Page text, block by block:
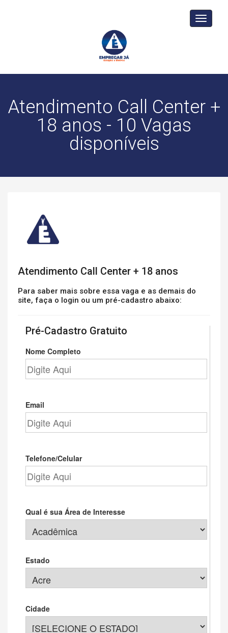
Toggle
Atendimento Call Center +
18 anos - 10 Vagas
disponíveis
Atendimento Call Center + 18 anos
Para saber mais sobre essa vaga e as demais do
site, faça o login ou um pré-cadastro abaixo:
Pré-Cadastro Gratuito
Nome Completo
Email
Telefone/Celular
Qual é sua Área de Interesse
Estado
Cidade